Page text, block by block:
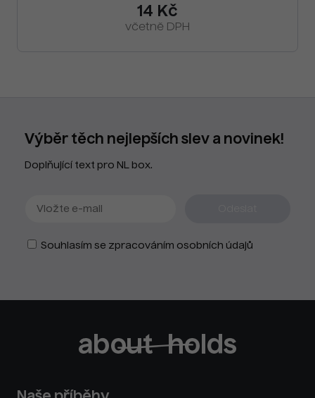
14 Kč
včetně DPH
Výběr těch nejlepších slev a novinek!
Doplňující text pro NL box.
Souhlasím se zpracováním osobních údajů